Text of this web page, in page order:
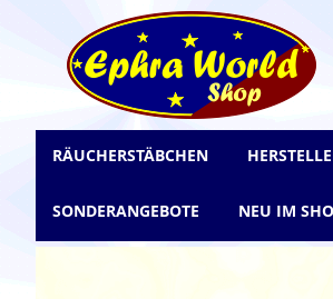
Inhalt
springen
RÄUCHERSTÄBCHEN
SONDERANGEBOTE NEU IM